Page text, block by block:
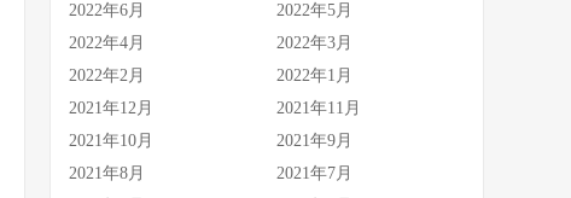
2022年6月
2022年5月
2022年4月
2022年3月
2022年2月
2022年1月
2021年12月
2021年11月
2021年10月
2021年9月
2021年8月
2021年7月